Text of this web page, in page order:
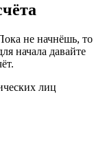
не начнёшь, то
начала давайте
лиц